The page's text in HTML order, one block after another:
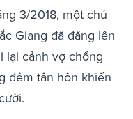
3/2018, một chú
Giang đã đăng lên
lại cảnh vợ chồng
đêm tân hôn khiến